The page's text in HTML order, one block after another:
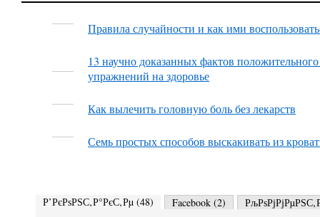
Правила случайности и как ими
13 научно доказанных фактов
упражнений на здоровье
Как вылечить головную боль без лекарств
Семь простых способов выскакивать из
Р’РєРѕРЅС‚Р°РєС‚Рµ (48) Facebook (2)